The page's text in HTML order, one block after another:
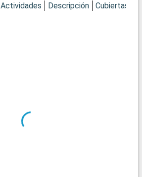
Actividades Descripción Cubiertas